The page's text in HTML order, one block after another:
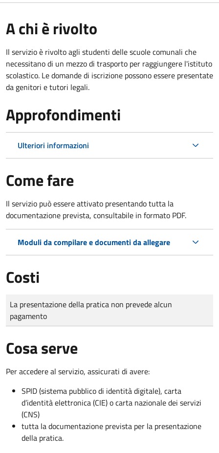
A chi è rivolto
Il servizio è rivolto agli studenti delle scuole comunali che
necessitano di un mezzo di trasporto per raggiungere l'istituto
scolastico. Le domande di iscrizione possono essere presentate
da genitori e tutori legali.
Approfondimenti
Ulteriori informazioni
Come fare
Il servizio può essere attivato presentando tutta la
documentazione prevista, consultabile in formato PDF.
Moduli da compilare e documenti da allegare
Costi
Tipo di pagamento
Importo
La presentazione della pratica non prevede alcun
pagamento
Cosa serve
Per accedere al servizio, assicurati di avere:
SPID (sistema pubblico di identità digitale), carta
d’identità elettronica (CIE) o carta nazionale dei servizi
(CNS)
tutta la documentazione prevista per la presentazione
della pratica.